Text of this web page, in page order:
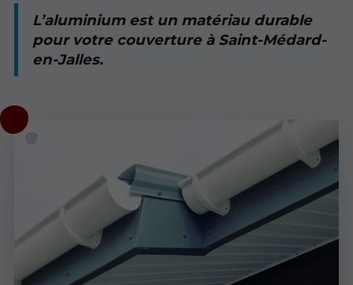
L’aluminium est un matériau durable
pour votre couverture à Saint-Médard-
en-Jalles.